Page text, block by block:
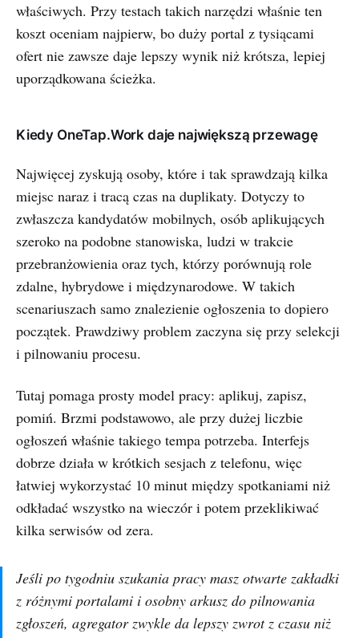
właściwych. Przy testach takich narzędzi właśnie ten
koszt oceniam najpierw, bo duży portal z tysiącami
ofert nie zawsze daje lepszy wynik niż krótsza, lepiej
uporządkowana ścieżka.
Kiedy OneTap.Work daje największą przewagę
Najwięcej zyskują osoby, które i tak sprawdzają kilka
miejsc naraz i tracą czas na duplikaty. Dotyczy to
zwłaszcza kandydatów mobilnych, osób aplikujących
szeroko na podobne stanowiska, ludzi w trakcie
przebranżowienia oraz tych, którzy porównują role
zdalne, hybrydowe i międzynarodowe. W takich
scenariuszach samo znalezienie ogłoszenia to dopiero
początek. Prawdziwy problem zaczyna się przy selekcji
i pilnowaniu procesu.
Tutaj pomaga prosty model pracy: aplikuj, zapisz,
pomiń. Brzmi podstawowo, ale przy dużej liczbie
ogłoszeń właśnie takiego tempa potrzeba. Interfejs
dobrze działa w krótkich sesjach z telefonu, więc
łatwiej wykorzystać 10 minut między spotkaniami niż
odkładać wszystko na wieczór i potem przeklikiwać
kilka serwisów od zera.
Jeśli po tygodniu szukania pracy masz otwarte zakładki
z różnymi portalami i osobny arkusz do pilnowania
zgłoszeń, agregator zwykle da lepszy zwrot z czasu niż